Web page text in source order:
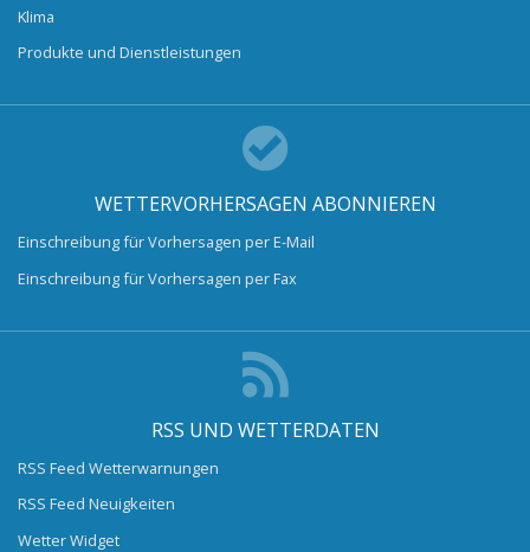
Klima
Produkte und Dienstleistungen
WETTERVORHERSAGEN ABONNIEREN
Einschreibung für Vorhersagen per E-Mail
Einschreibung für Vorhersagen per Fax
RSS UND WETTERDATEN
RSS Feed Wetterwarnungen
RSS Feed Neuigkeiten
Wetter Widget